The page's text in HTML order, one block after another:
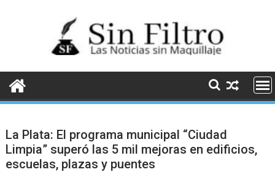
La Plata: El programa municipal “Ciudad
Limpia” superó las 5 mil mejoras en edificios,
escuelas, plazas y puentes